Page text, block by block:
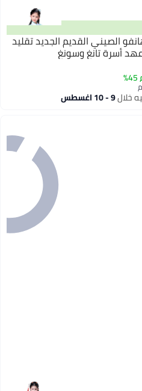
الصيني القديم الجديد تقليد
أسرة تانغ وسونغ
خلال9 - 10 اغسطس